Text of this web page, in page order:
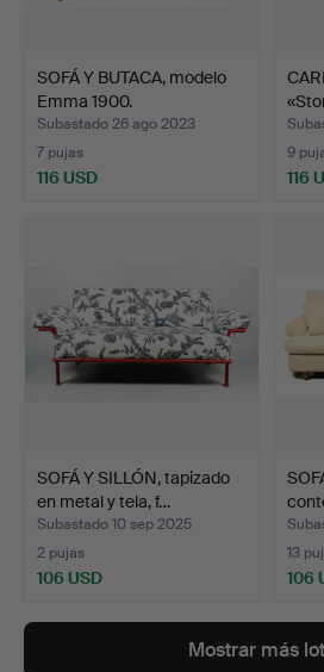
SOFÁ Y BUTACA, modelo
Emma 1900.
Subastado 26 ago 2023
7 pujas
116 USD
9
116
SOFÁ Y SILLÓN, tapizado
en metal y tela, f…
Subastado 10 sep 2025
2 pujas
106 USD
Olof.
13
106
Mostrar más